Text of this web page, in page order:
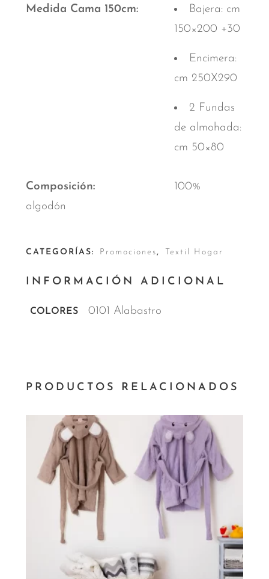
Medida Cama 150cm
Bajera: cm
150×200 +30
Encimera:
cm 250X290
2 Fundas
de almohada:
cm 50×80
Composición
100%
algodón
CATEGORÍAS: Promociones, Textil Hogar
INFORMACIÓN ADICIONAL
COLORES 0101 Alabastro
PRODUCTOS RELACIONADOS